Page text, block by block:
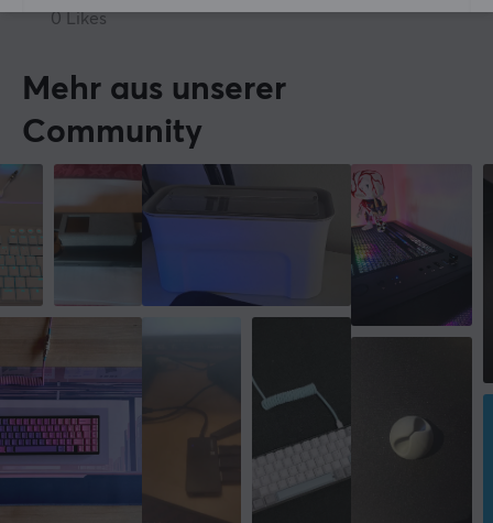
0 Likes
Mehr aus unserer
Community